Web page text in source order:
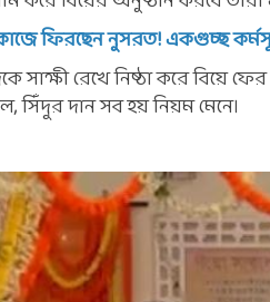
ফিরছেন নুসরত! একগুচ্ছ
সাক্ষী রেখে নিষ্ঠা করে বিয়ে
সিঁদুর দান সব হয় নিয়ম মেনে।